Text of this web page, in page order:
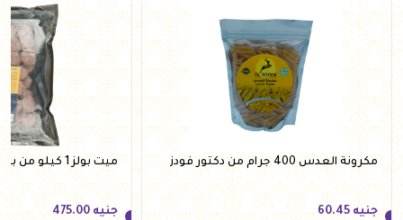
مكرونة العدس 400 جرام من دكتور فودز
جنيه 60.45
ميت بولز 1 كيلو من بووم ميت
جنيه 475.00